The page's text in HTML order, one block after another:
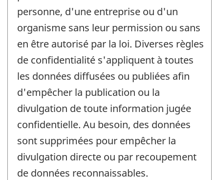
personne, d'une entreprise ou d'un
organisme sans leur permission ou sans
en être autorisé par la loi. Diverses règles
de confidentialité s'appliquent à toutes
les données diffusées ou publiées afin
d'empêcher la publication ou la
divulgation de toute information jugée
confidentielle. Au besoin, des données
sont supprimées pour empêcher la
divulgation directe ou par recoupement
de données reconnaissables.